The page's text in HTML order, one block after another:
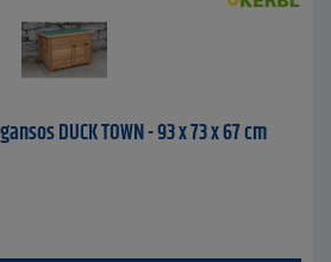
DUCK TOWN - 93 x 73 x 67 cm